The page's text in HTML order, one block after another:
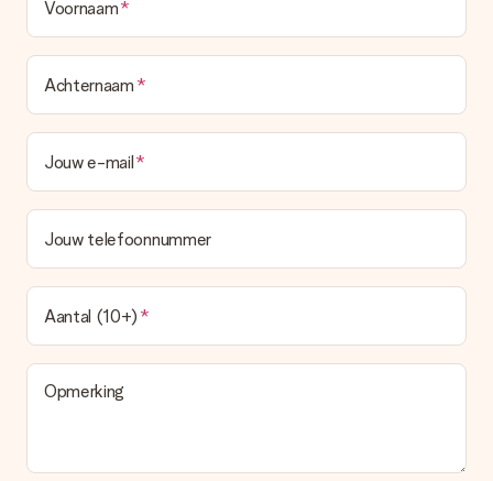
Voornaam
Achternaam
Jouw e-mail
Jouw telefoonnummer
Aantal (10+)
Opmerking